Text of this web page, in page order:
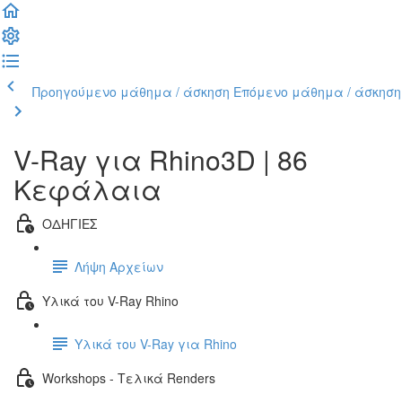
Προηγούμενο μάθημα / άσκηση Επόμενο μάθημα / άσκηση
V-Ray για Rhino3D | 86
Κεφάλαια
ΟΔΗΓΙΕΣ
Λήψη Αρχείων
Υλικά του V-Ray Rhino
Υλικά του V-Ray για Rhino
Workshops - Τελικά Renders